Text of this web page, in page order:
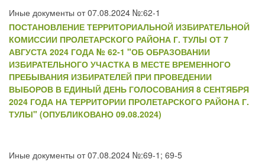
Иные документы от 07.08.2024 №:62-1
ПОСТАНОВЛЕНИЕ ТЕРРИТОРИАЛЬНОЙ ИЗБИРАТЕЛЬНОЙ
КОМИССИИ ПРОЛЕТАРСКОГО РАЙОНА Г. ТУЛЫ ОТ 7
АВГУСТА 2024 ГОДА № 62-1 "ОБ ОБРАЗОВАНИИ
ИЗБИРАТЕЛЬНОГО УЧАСТКА В МЕСТЕ ВРЕМЕННОГО
ПРЕБЫВАНИЯ ИЗБИРАТЕЛЕЙ ПРИ ПРОВЕДЕНИИ
ВЫБОРОВ В ЕДИНЫЙ ДЕНЬ ГОЛОСОВАНИЯ 8 СЕНТЯБРЯ
2024 ГОДА НА ТЕРРИТОРИИ ПРОЛЕТАРСКОГО РАЙОНА Г.
ТУЛЫ" (ОПУБЛИКОВАНО 09.08.2024)
Иные документы от 07.08.2024 №:69-1; 69-5